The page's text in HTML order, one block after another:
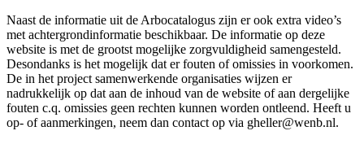
Naast de informatie uit de Arbocatalogus zijn er ook extra video’s
met achtergrondinformatie beschikbaar. De informatie op deze
website is met de grootst mogelijke zorgvuldigheid samengesteld.
Desondanks is het mogelijk dat er fouten of omissies in voorkomen.
De in het project samenwerkende organisaties wijzen er
nadrukkelijk op dat aan de inhoud van de website of aan dergelijke
fouten c.q. omissies geen rechten kunnen worden ontleend. Heeft u
op- of aanmerkingen, neem dan contact op via gheller@wenb.nl.